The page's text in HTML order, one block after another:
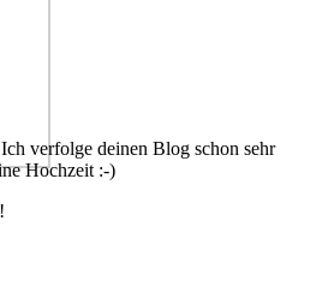
verfolge deinen Blog schon sehr
Hochzeit :-)